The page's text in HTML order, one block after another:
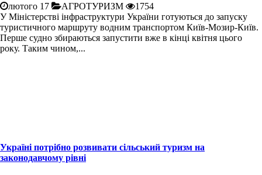
лютого 17 АГРОТУРИЗМ
1754
У Міністерстві інфраструктури України готуються до запуску
туристичного маршруту водним транспортом Київ-Мозир-Київ.
Перше судно збираються запустити вже в кінці квітня цього
року. Таким чином,...
Україні потрібно розвивати сільський туризм на
законодавчому рівні